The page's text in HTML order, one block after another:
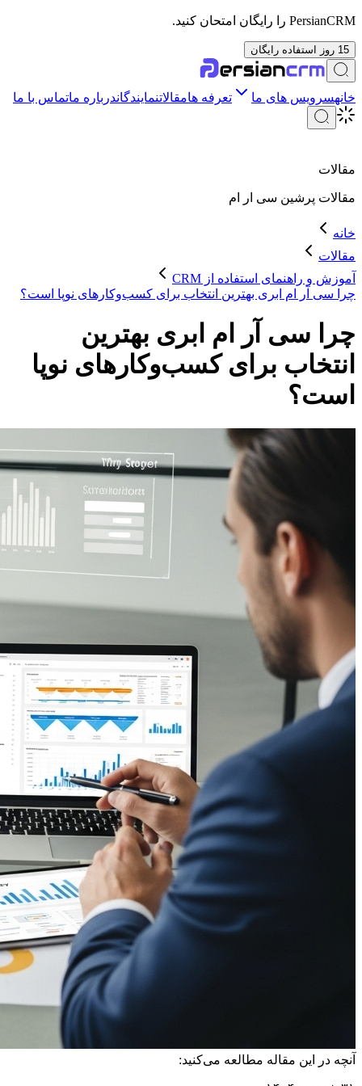
PersianCRM را رایگان امتحان کنید.
15 روز استفاده رایگان
خانهسرویس های ما تعرفه هامقالاتنمایندگاندرباره ماتماس با ما
مقالات
مقالات پرشین سی ار ام
خانه
مقالات
آموزش و راهنمای استفاده از CRM
چرا سی آر ام ابری بهترین انتخاب برای کسب‌وکارهای نوپا است؟
چرا سی آر ام ابری بهترین
انتخاب برای کسب‌وکارهای نوپا
است؟
آنچه در این مقاله مطالعه می‌کنید: